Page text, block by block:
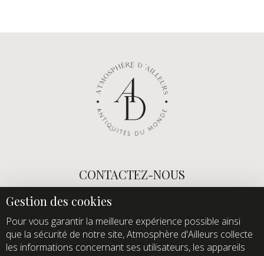
CONTACTEZ-NOUS
info@atmospheredailleurs.com
Tel :
+33 (0)1 60 12 68 26
Domaine de Quincampoix
Route de Roussigny
Pour vous garantir la meilleure expérience possible ainsi
que la sécurité de notre site, Atmosphère d'Ailleurs collecte
les informations concernant ses utilisateurs, les appareils